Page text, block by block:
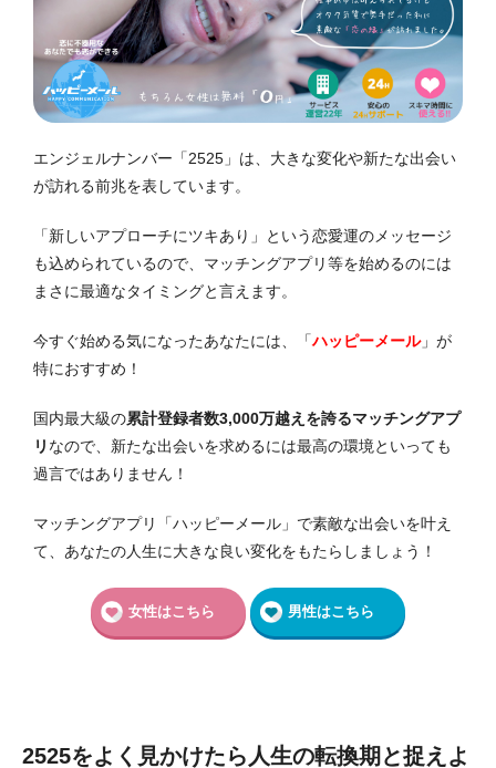
エンジェルナンバー「2525」は、大きな変化や新たな出会い
が訪れる前兆を表しています。
「新しいアプローチにツキあり」という恋愛運のメッセージ
も込められているので、マッチングアプリ等を始めるのには
まさに最適なタイミングと言えます。
今すぐ始める気になったあなたには、「ハッピーメール」が
特におすすめ！
国内最大級の累計登録者数3,000万越えを誇るマッチングアプ
リ なので、新たな出会いを求めるには最高の環境といっても
過言ではありません！
マッチングアプリ「ハッピーメール」で素敵な出会いを叶え
て、あなたの人生に大きな良い変化をもたらしましょう！
女性はこちら 男性はこちら
2525をよく見かけたら人生の転換期と捉えよ